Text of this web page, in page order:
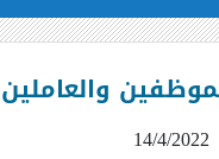
والعاملين :
14/4/2022